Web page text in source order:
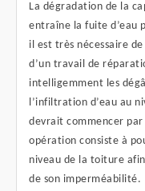
La dégradation de la
entraîne la fuite d’eau
il est très nécessaire
d’un travail de
intelligemment les
l’infiltration d’eau au
devrait commencer
opération consiste à
niveau de la toiture
de son imperméabilité.